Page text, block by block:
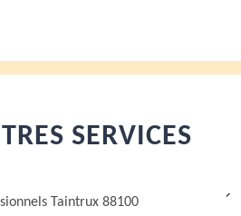
SERVICES
Taintrux 88100